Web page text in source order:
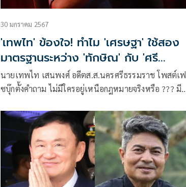
30 มกราคม 2567
'เทพไท' ข้องใจ! ทำไม 'เศรษฐา' ใช้สอง
มาตรฐานระหว่าง 'ทักษิณ' กับ 'ศรี
สุวรรณ'
นายเทพไท เสนพงศ์ อดีตส.ส.นครศรีธรรมราช โพสต์เฟ
ซบุ๊กตั้งคำถาม ไม่มีใครอยู่เหนือกฎหมายจริงหรือ ??? มี